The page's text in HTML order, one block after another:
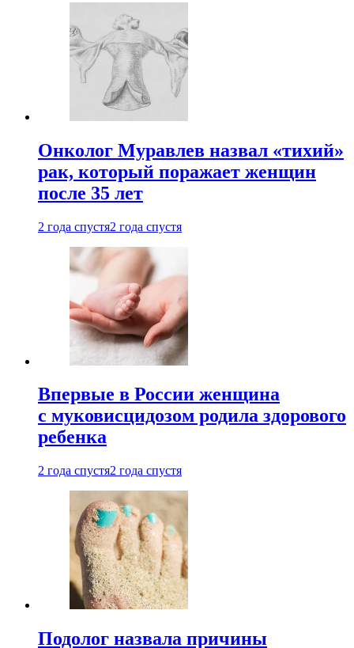
Онколог Муравлев назвал «тихий»
рак, который поражает женщин
после 35 лет
2 года спустя2 года спустя
Впервые в России женщина
с муковисцидозом родила здорового
ребенка
2 года спустя2 года спустя
Подолог назвала причины